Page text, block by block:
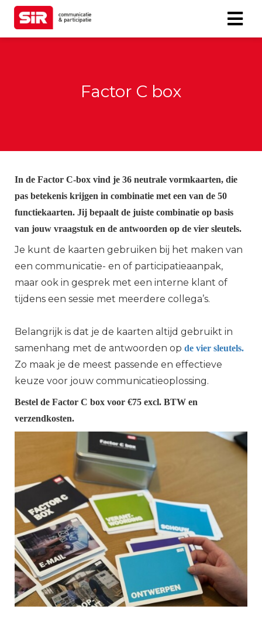
Factor C box
In de Factor C-box vind je 36 neutrale vormkaarten, die
pas betekenis krijgen in combinatie met een van de 50
functiekaarten. Jij bepaalt de juiste combinatie op basis
van jouw vraagstuk en de antwoorden op de vier sleutels.
Je kunt de kaarten gebruiken bij het maken van
een communicatie- en of participatieaanpak,
maar ook in gesprek met een interne klant of
tijdens een sessie met meerdere collega’s.
Belangrijk is dat je de kaarten altijd gebruikt in
samenhang met de antwoorden op de vier sleutels.
Zo maak je de meest passende en effectieve
keuze voor jouw communicatieoplossing.
Bestel de Factor C box voor €75 excl. BTW en
verzendkosten.